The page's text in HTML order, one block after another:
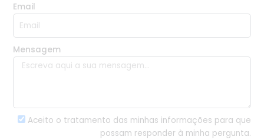
Email
Mensagem
Aceito o tratamento das minhas informações para que
possam responder à minha pergunta.